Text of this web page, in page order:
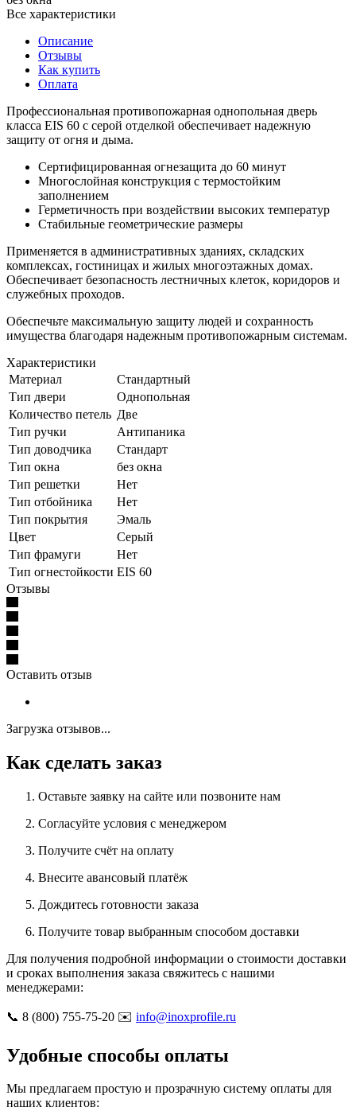
Все характеристики
Описание
Отзывы
Как купить
Оплата
Профессиональная противопожарная однопольная дверь
класса EIS 60 с серой отделкой обеспечивает надежную
защиту от огня и дыма.
Сертифицированная огнезащита до 60 минут
Многослойная конструкция с термостойким
заполнением
Герметичность при воздействии высоких температур
Стабильные геометрические размеры
Применяется в административных зданиях, складских
комплексах, гостиницах и жилых многоэтажных домах.
Обеспечивает безопасность лестничных клеток, коридоров и
служебных проходов.
Обеспечьте максимальную защиту людей и сохранность
имущества благодаря надежным противопожарным системам.
Характеристики
Материал
Стандартный
Тип двери
Однопольная
Количество петель Две
Тип ручки
Антипаника
Тип доводчика
Стандарт
Тип окна
без окна
Тип решетки
Нет
Тип отбойника
Нет
Тип покрытия
Эмаль
Цвет
Серый
Тип фрамуги
Нет
Тип огнестойкости EIS 60
Отзывы
Оставить отзыв
Загрузка отзывов...
Как сделать заказ
Оставьте заявку на сайте или позвоните нам
Согласуйте условия с менеджером
Получите счёт на оплату
Внесите авансовый платёж
Дождитесь готовности заказа
Получите товар выбранным способом доставки
Для получения подробной информации о стоимости доставки
и сроках выполнения заказа свяжитесь с нашими
менеджерами:
📞 8 (800) 755-75-20 ✉️ info@inoxprofile.ru
Удобные способы оплаты
Мы предлагаем простую и прозрачную систему оплаты для
наших клиентов: